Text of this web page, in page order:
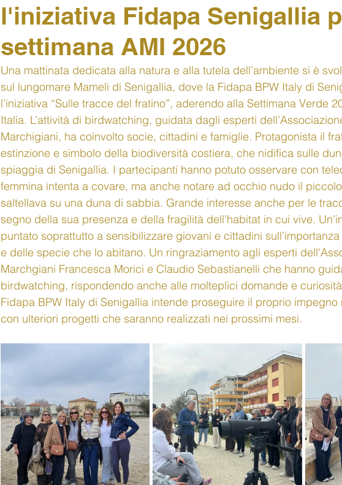
l'iniziativa Fidapa Senigallia
settimana AMI 2026
Una mattinata dedicata alla natura e alla tutela dell’ambiente si è
sul lungomare Mameli di Senigallia, dove la Fidapa BPW Italy di
l’iniziativa “Sulle tracce del fratino”, aderendo alla Settimana Verde
Italia. L’attività di birdwatching, guidata dagli esperti
Marchigiani, ha coinvolto socie, cittadini e famiglie. Protagonista il
estinzione e simbolo della biodiversità costiera, che nidifica sulle
spiaggia di Senigallia. I partecipanti hanno potuto osservare con
femmina intenta a covare, ma anche notare ad occhio nudo il
saltellava su una duna di sabbia. Grande interesse anche per le
segno della sua presenza e della fragilità dell’habitat in cui vive.
puntato soprattutto a sensibilizzare giovani e cittadini
e delle specie che lo abitano. Un ringraziamento agli esperti
Marchgiani Francesca Morici e Claudio Sebastianelli che hanno
birdwatching, rispondendo anche alle molteplici domande e
Fidapa BPW Italy di Senigallia intende proseguire il proprio
con ulteriori progetti che saranno realizzati nei prossimi mesi.